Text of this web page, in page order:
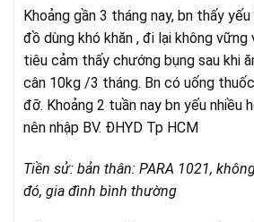
Khoảng gần 3 tháng nay, bn thấy
đồ dùng khó khăn , đi lại không vững
tiêu cảm thấy chướng bụng sau khi
cân 10kg /3 tháng. Bn có uống
đỡ. Khoảng 2 tuần nay bn yếu nhiều
nên nhập BV. ĐHYD Tp HCM
Tiền sử: bản thân: PARA 1021,
đó, gia đình bình thường